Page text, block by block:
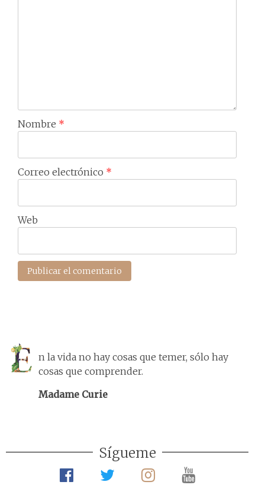
Nombre *
Correo electrónico *
Web
n la vida no hay cosas que temer, sólo hay
cosas que comprender.
Madame Curie
Sígueme